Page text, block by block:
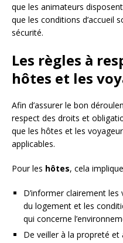
que les animateurs
que les conditions d’accueil
sécurité.
Les règles à
hôtes et les
Afin d’assurer le bon
respect des droits et
que les hôtes et les
applicables.
Pour les hôtes, cela
D’informer clairement
du logement et les
qui concerne
De veiller à la propreté et